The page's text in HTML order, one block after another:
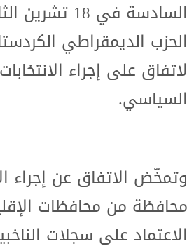
الحزب الديمقراطي
لاتفاق على إجراء
السياسي.
محافظة من محافظات
الاعتماد على سجلات